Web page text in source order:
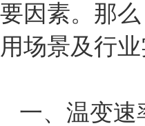
要因素。那
用场景及行
一、温变速